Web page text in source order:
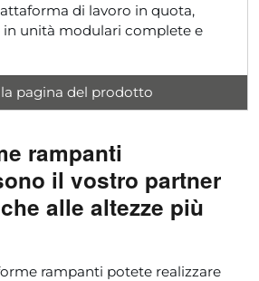
di lavoro in quota,
unità modulari complete e
pagina del prodotto
rampanti
il vostro partner
alle altezze più
rampanti potete realizzare